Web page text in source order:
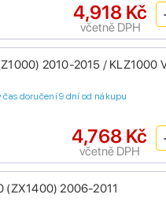
4,918 Kč
včetně DPH
2010-2015 / KLZ1000
doručení 9 dní od nákupu
4,768 Kč
včetně DPH
(ZX1400) 2006-2011